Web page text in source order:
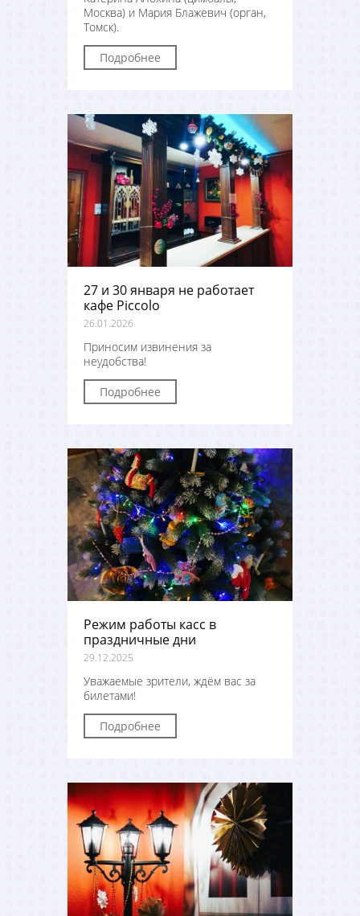
Москва) и Мария Блажевич (орган,
Томск).
Подробнее
27 и 30 января не работает
кафе Piccolo
26.01.2026
Приносим извинения за
неудобства!
Подробнее
Режим работы касс в
праздничные дни
29.12.2025
Уважаемые зрители, ждём вас за
билетами!
Подробнее